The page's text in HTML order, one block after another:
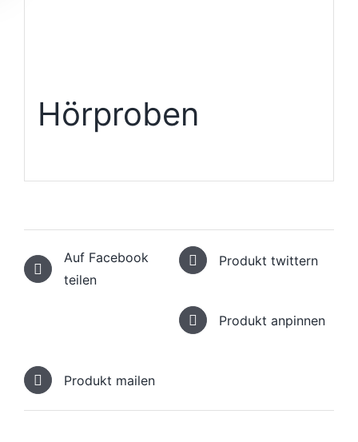
Hörproben
Auf Facebook
teilen
Produkt twittern
Produkt anpinnen
Produkt mailen